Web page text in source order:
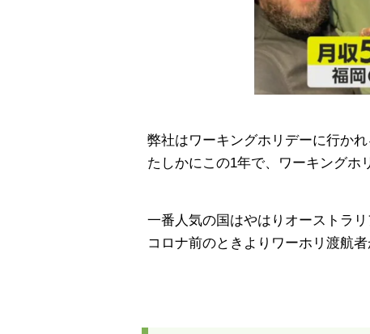
弊社はワーキングホリデーに行か
たしかにこの1年で、ワーキングホ
一番人気の国はやはりオーストラリ
コロナ前のときよりワーホリ渡航